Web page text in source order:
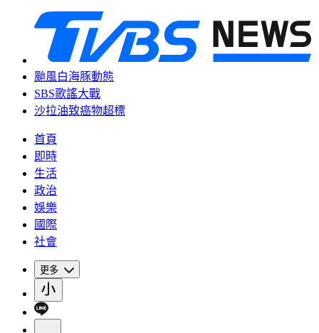
颱風白海豚動態
SBS歌謠大戰
沙拉油致癌物超標
首頁
即時
生活
政治
娛樂
國際
社會
更多